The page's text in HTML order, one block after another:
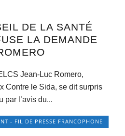
DE LA SANTÉ
LA DEMANDE
Jean-Luc Romero,
Contre le Sida, se dit surpris
par l’avis du...
- FIL DE PRESSE FRANCOPHONE